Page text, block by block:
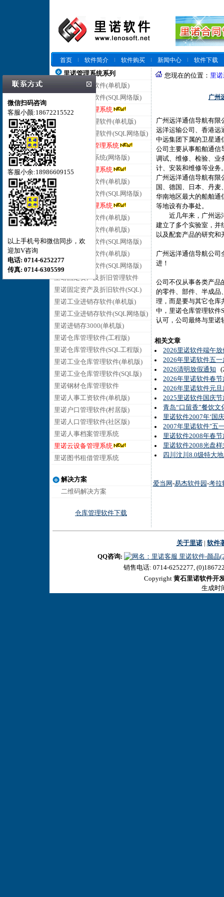
首页 软件简介 软件购买 新闻中心
软件下载
里诺管理系统系列
里诺仓库管理软件(单机版)
里诺仓库管理软件(SQL网络版)
里诺云仓库管理系统
里诺进销存管理软件(单机版)
里诺进销存管理软件(SQL网络版)
里诺云进销存管理系统
里诺客户管理系统(网络版)
里诺云客户管理系统
里诺合同管理软件(单机版)
里诺合同管理软件(SQL网络版)
里诺云合同管理系统
里诺会员管理软件(单机版)
里诺销售管理软件(单机版)
里诺销售管理软件(SQL网络版)
里诺采购管理软件(单机版)
里诺采购管理软件(SQL网络版)
里诺固定资产及折旧管理软件
里诺固定资产及折旧软件(SQL)
里诺工业进销存软件(单机版)
里诺工业进销存软件(SQL网络版)
里诺进销存3000(单机版)
里诺仓库管理软件(工程版)
里诺仓库管理软件(SQL工程版)
里诺工业仓库管理软件(单机版)
里诺工业仓库管理软件(SQL版)
里诺钢材仓库管理软件
里诺人事工资软件(单机版)
里诺户口管理软件(村居版)
里诺人口管理软件(社区版)
里诺人事档案管理系统
里诺云设备管理系统
里诺图书租借管理系统
解决方案
二维码解决方案
仓库管理软件下载
您现在的位置： 里
广州
广州远洋通信导航有限
远洋运输公司、香港远
中远集团下属的卫星通
公司主要从事船舶通信
调试、维修、检验、业
计、安装和维修等
广州远洋通信导航有限
国、德国、日本、丹
华南地区最大的船舶通
等地设有办事处。
近几年来，广州远洋
建立了多个实验室，并
以及配套产品的研究和
广州远洋通信导航公司
进！
公司不仅从事各类产品
的零件、部件、半成品
理，而是要与其它仓库
中，里诺仓库管理软件
认可，公司最终与里诺
相关文章
2026里诺软件端午
2026年里诺软件五
2026清明放假通知
2026年里诺软件春
2026年里诺软件元
2025里诺软件国庆
青岛“口留香”餐饮
里诺软件2007年‘国
2007年里诺软件"五
里诺软件2008年春
里诺软件2008光盘
四川汶川8.0级特大
爱当网 -易杰软件园 -考拉
关于里诺| 软件
QQ咨询:
里诺软件-颜晶
微信扫码咨询
客服小颜:18672215522
客服小余:18986609155
以上手机号和微信同步，欢
迎加V咨询
电话: 0714-6252277
传真: 0714-6305599
销售电话: 0714-6252277,
Copyright 黄石里诺软件开
生成时